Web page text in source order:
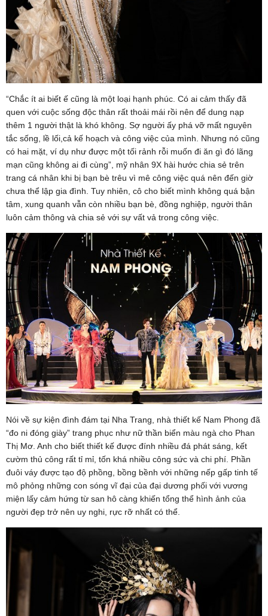
“Chắc ít ai biết ế cũng là một loại hạnh phúc. Có ai cảm thấy đã
quen với cuộc sống độc thân rất thoải mái rồi nên để dung nạp
thêm 1 người thật là khó không. Sợ người ấy phá vỡ mất nguyên
tắc sống, lề lối,cả kế hoạch và công việc của mình. Nhưng nó cũng
có hai mặt, ví dụ như được một tối rảnh rỗi muốn đi ăn gì đó lãng
mạn cũng không ai đi cùng”, mỹ nhân 9X hài hước chia sẻ trên
trang cá nhân khi bị bạn bè trêu vì mê công việc quá nên đến giờ
chưa thể lập gia đình. Tuy nhiên, cô cho biết mình không quá bận
tâm, xung quanh vẫn còn nhiều bạn bè, đồng nghiệp, người thân
luôn cảm thông và chia sẻ với sự vất vả trong công việc.
Nói về sự kiện đình đám tại Nha Trang, nhà thiết kế Nam Phong đã
“đo ni đóng giày” trang phục như nữ thần biển màu ngà cho Phan
Thị Mơ. Anh cho biết thiết kế được đính nhiều đá phát sáng, kết
cườm thủ công rất tỉ mỉ, tốn khá nhiều công sức và chi phí. Phần
đuôi váy được tạo độ phồng, bồng bềnh với những nếp gấp tinh tế
mô phỏng những con sóng vĩ đại của đại dương phối với vương
miện lấy cảm hứng từ san hô càng khiến tổng thể hình ảnh của
người đẹp trở nên uy nghi, rực rỡ nhất có thể.